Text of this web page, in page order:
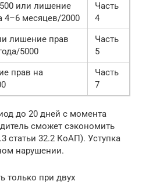
или лишение
4–6 месяцев/2000
Часть
4
лишение прав
5000
Часть
5
прав на
Часть
7
до 20 дней с момента
сможет сэкономить
статьи 32.2 КоАП). Уступка
нарушении.
только при двух